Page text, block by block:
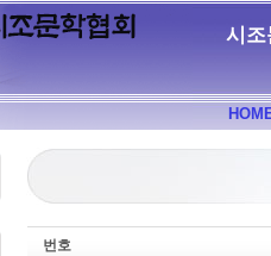
시조
번호